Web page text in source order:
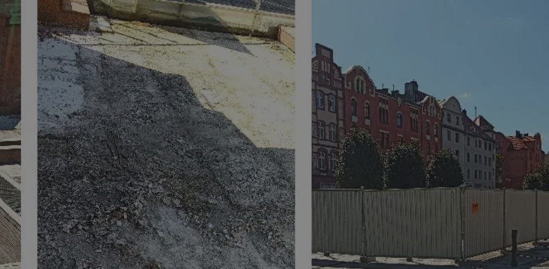
rudaslaska.com.pl 1 rok
Ten plik cookie przechowuje identyfikator sesji.
rudaslaska.com.pl 1 rok
Ten plik cookie przechowuje identyfikator sesji.
rudaslaska.com.pl 1 rok
Ten plik cookie przechowuje identyfikator sesji.
.tiktok.com 1 tydzień 3 dni
Ten plik cookie jest używany do celów
uwierzytelniania i bezpieczeństwa, zapewniając, że
użytkownicy pozostają zalogowani, a ich dane są
zabezpieczone, jak poruszać się przez witrynę
internetową lub interakcji z jej usług.
Cloudflare Inc.
.x.com
30 minut
Ten plik cookie służy do rozróżniania ludzi i botów.
Jest to korzystne dla strony internetowej, ponieważ
umożliwia tworzenie ważnych raportów na temat
korzystania z jej witryny internetowej.
Cloudflare Inc.
.twitter.com
29 minut 59
sekund
Ten plik cookie służy do rozróżniania ludzi i botów.
Jest to korzystne dla strony internetowej, ponieważ
umożliwia tworzenie ważnych raportów na temat
korzystania z jej witryny internetowej.
YouTube
.youtube.com
5 miesięcy 4
tygodnie
Ten plik cookie jest używany do przechowywania
zgody użytkownika i wyboru prywatności dla ich
interakcji z witryną. Rejestruje dane dotyczące
zgody odwiedzającego na różne polityki i
ustawienia prywatności, zapewniając, że ich
preferencje zostaną uhonorowane w przyszłych
sesjach.
CookieScript
4 tygodnie 2 dni
Ten plik cookie jest używany przez usługę Cookie-
Polityce prywatności Google